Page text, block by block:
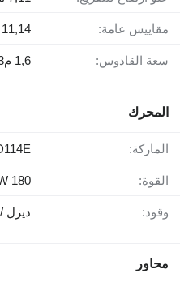
مقاييس عامة: 11,14 متر × 3,19 متر × 3,13 متر
سعة القادوس: 1,6 م3
المحرك
الماركة:
القوة: 180 kW (245 حصان)
وقود: ديزل
محاور